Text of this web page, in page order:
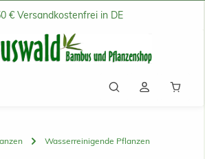
€ Versandkostenfrei in DE
Wasserreinigende Pflanzen